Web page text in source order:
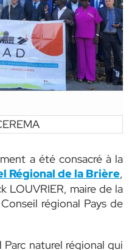
a été consacré à la
Régional de la Brière,
LOUVRIER, maire de la
régional Pays de
naturel régional qui